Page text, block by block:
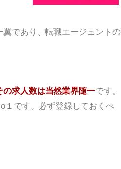
であり、転職エージェントの
の求人数は当然業界随一です。
１です。必ず登録しておくべ